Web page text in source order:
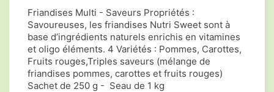
Friandises Multi - Saveurs Propriétés :
Savoureuses, les friandises Nutri Sweet sont à
base d’ingrédients naturels enrichis en vitamines
et oligo éléments. 4 Variétés : Pommes, Carottes,
Fruits rouges,Triples saveurs (mélange de
friandises pommes, carottes et fruits rouges)
Sachet de 250 g - Seau de 1 kg